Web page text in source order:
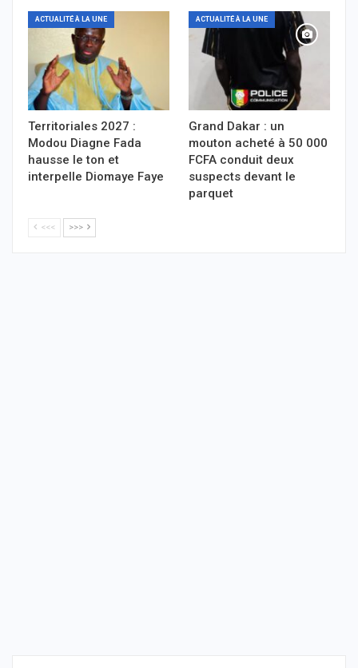
ACTUALITÉ À LA UNE
Territoriales 2027 :
Modou Diagne Fada
hausse le ton et
interpelle Diomaye Faye
ACTUALITÉ À LA UNE
Grand Dakar : un
mouton acheté à 50 000
FCFA conduit deux
suspects devant le
parquet
<<< >>>